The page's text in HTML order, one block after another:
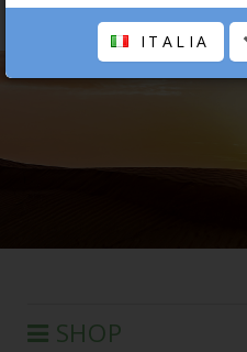
LA SCUOLA
SHOP
ITALIA